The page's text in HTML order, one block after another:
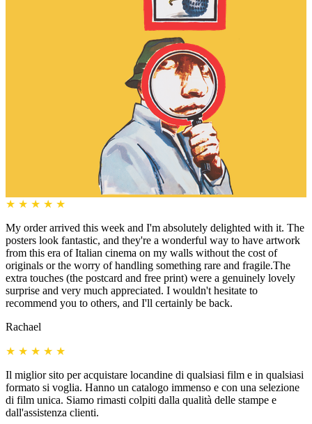
★ ★ ★ ★ ★
My order arrived this week and I'm absolutely delighted with it. The
posters look fantastic, and they're a wonderful way to have artwork
from this era of Italian cinema on my walls without the cost of
originals or the worry of handling something rare and fragile.The
extra touches (the postcard and free print) were a genuinely lovely
surprise and very much appreciated. I wouldn't hesitate to
recommend you to others, and I'll certainly be back.
Rachael
★ ★ ★ ★ ★
Il miglior sito per acquistare locandine di qualsiasi film e in qualsiasi
formato si voglia. Hanno un catalogo immenso e con una selezione
di film unica. Siamo rimasti colpiti dalla qualità delle stampe e
dall'assistenza clienti.